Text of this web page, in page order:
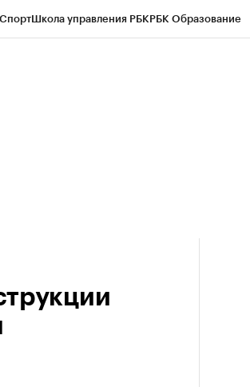
СпортШкола управления РБКРБК Образование